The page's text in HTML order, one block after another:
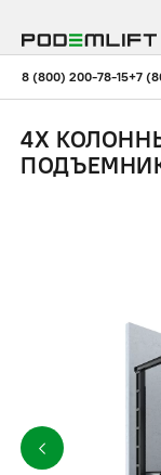
8 (800) 200-78-15+7
4Х